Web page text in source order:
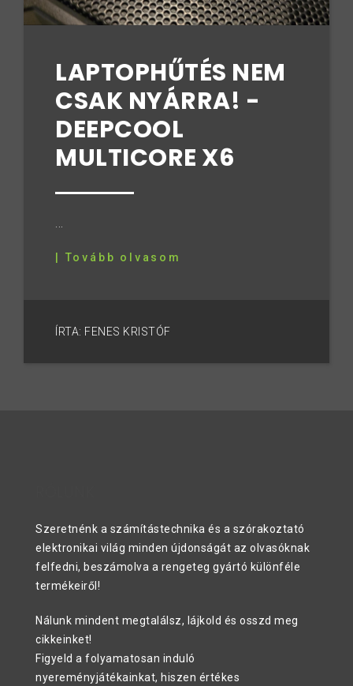
LAPTOPHŰTÉS NEM
CSAK NYÁRRA! -
DEEPCOOL
MULTICORE X6
...
| Tovább olvasom
ÍRTA: FENES KRISTÓF
Szeretnénk a számítástechnika és a szórakoztató
elektronikai világ minden újdonságát az olvasóknak
felfedni, beszámolva a rengeteg gyártó különféle
termékeiről!
Nálunk mindent megtalálsz, lájkold és osszd meg
cikkeinket!
Figyeld a folyamatosan induló
nyereményjátékainkat, hiszen értékes